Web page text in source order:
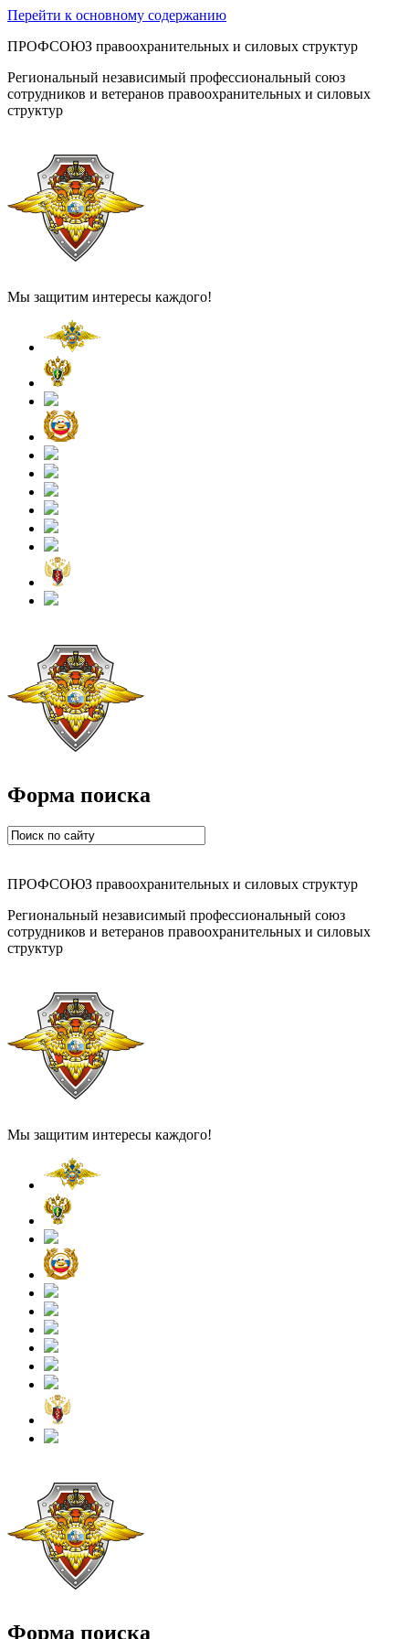
Перейти к основному содержанию
ПРОФСОЮЗ правоохранительных и силовых структур
Региональный независимый профессиональный союз
сотрудников и ветеранов правоохранительных и силовых
структур
Мы защитим интересы каждого!
Форма поиска
ПРОФСОЮЗ правоохранительных и силовых структур
Региональный независимый профессиональный союз
сотрудников и ветеранов правоохранительных и силовых
структур
Мы защитим интересы каждого!
Форма поиска